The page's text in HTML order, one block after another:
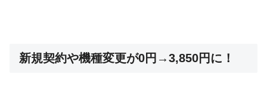
新規契約や機種変更が0円→3,850円に！